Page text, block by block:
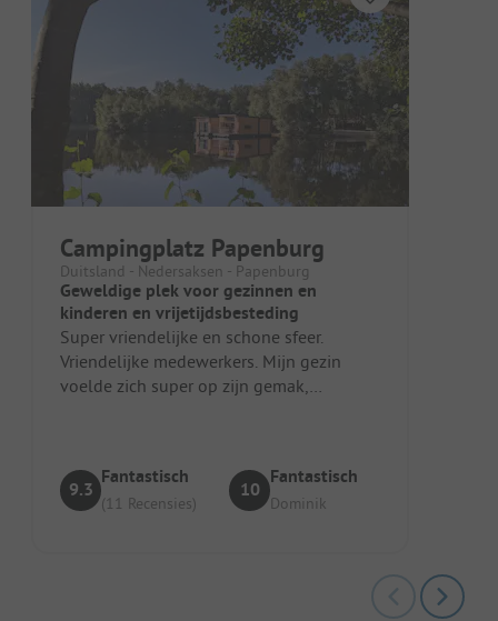
Campingplatz Papenburg
Duitsland - Nedersaksen - Papenburg
Geweldige plek voor gezinnen en
kinderen en vrijetijdsbesteding
Super vriendelijke en schone sfeer.
Vriendelijke medewerkers. Mijn gezin
voelde zich super op zijn gemak,
9.3
Fantastisch
(11 Recensies)
10
Fantastisch
Dominik